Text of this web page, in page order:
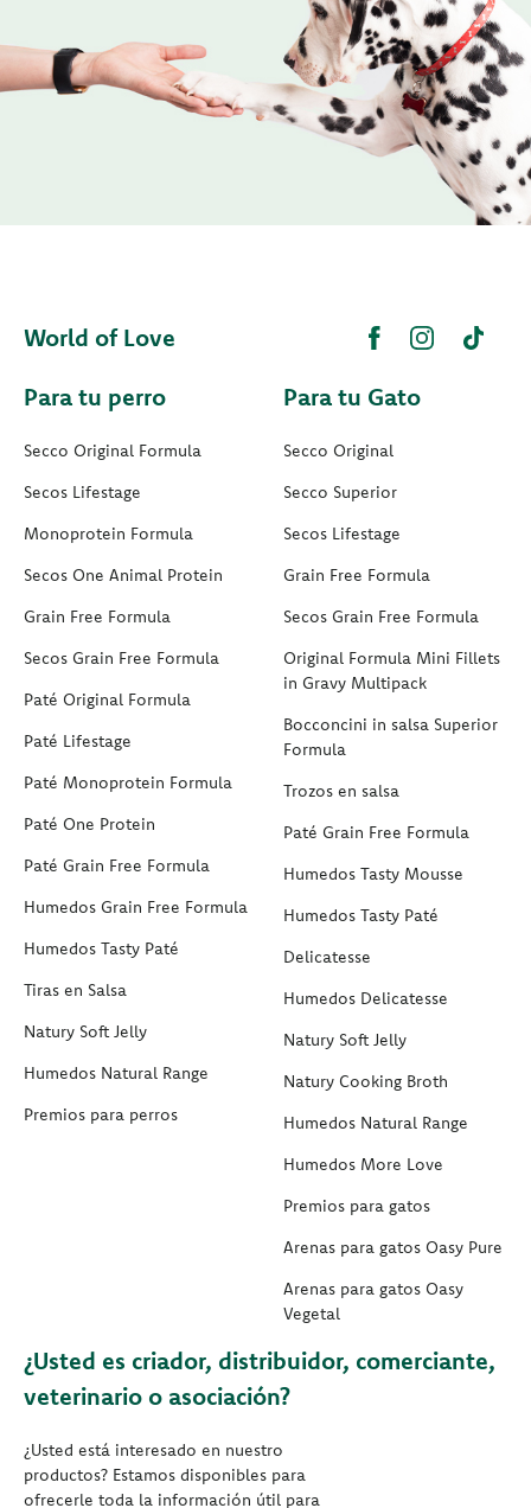
World of Love
Para tu perro
Secco Original Formula
Secos Lifestage
Monoprotein Formula
Secos One Animal Protein
Grain Free Formula
Secos Grain Free Formula
Paté Original Formula
Paté Lifestage
Paté Monoprotein Formula
Paté One Protein
Paté Grain Free Formula
Humedos Grain Free Formula
Humedos Tasty Paté
Tiras en Salsa
Natury Soft Jelly
Humedos Natural Range
Premios para perros
Para tu Gato
Secco Original
Secco Superior
Secos Lifestage
Grain Free Formula
Secos Grain Free Formula
Original Formula Mini Fillets
in Gravy Multipack
Bocconcini in salsa Superior
Formula
Trozos en salsa
Paté Grain Free Formula
Humedos Tasty Mousse
Humedos Tasty Paté
Delicatesse
Humedos Delicatesse
Natury Soft Jelly
Natury Cooking Broth
Humedos Natural Range
Humedos More Love
Premios para gatos
Arenas para gatos Oasy Pure
Arenas para gatos Oasy
Vegetal
¿Usted es criador, distribuidor, comerciante,
veterinario o asociación?
¿Usted está interesado en nuestro
productos? Estamos disponibles para
ofrecerle toda la información útil para